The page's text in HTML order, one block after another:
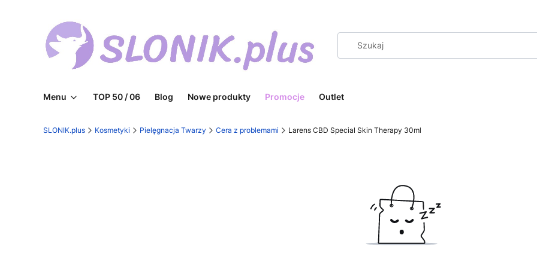
Menu TOP 50 / 06 Blog Nowe produkty Promocje Outlet
SLONIK.plus Kosmetyki Pielęgnacja Twarzy Cera z problemami Larens CBD Special Skin Therapy 30ml